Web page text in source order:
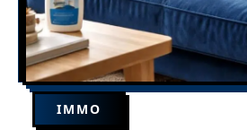
IMMO